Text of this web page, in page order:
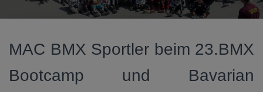
MAC BMX Sportler beim 23.BMX
Bootcamp und Bavarian